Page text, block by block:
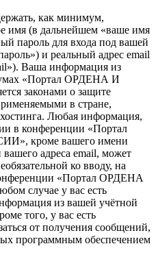
как минимум,
имя (в дальнейшем «ваше имя
пароль для входа под вашей
и реальный адрес email
Ваша информация из
«Портал ОРДЕНА И
законами о защите
в стране,
Любая информация,
в конференции «Портал
кроме вашего имени
вашего адреса email, может
ко вводу, на
«Портал ОРДЕНА
случае у вас есть
из вашей учётной
того, у вас есть
от получения сообщений,
программным обеспечением